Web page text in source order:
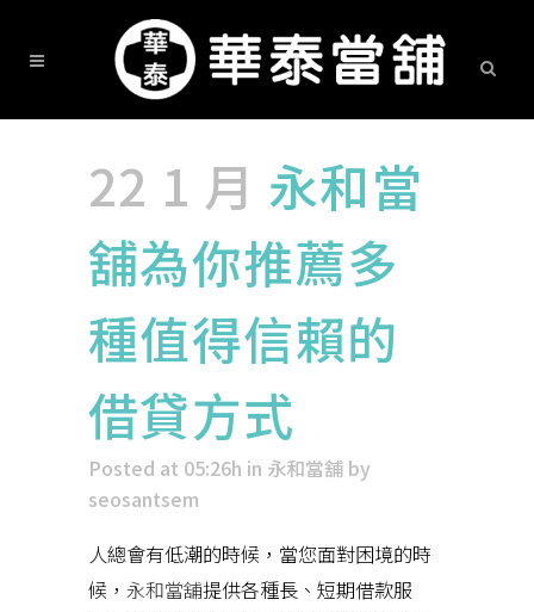
22 1 月 永和當
舖為你推薦多
種值得信賴的
借貸方式
Posted at 05:26h in 永和當舖 by
seosantsem
人總會有低潮的時候，當您面對困境的時
候， 永和當舖提供各種長、短期借款服